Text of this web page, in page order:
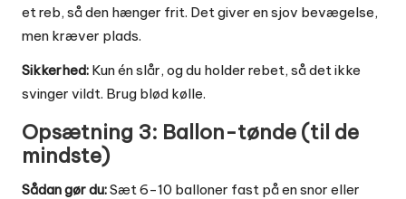
et reb, så den hænger frit. Det giver en sjov bevægelse,
men kræver plads.
Sikkerhed: Kun én slår, og du holder rebet, så det ikke
svinger vildt. Brug blød kølle.
Opsætning 3: Ballon-tønde (til de
mindste)
Sådan gør du:Sæt 6-10 balloner fast på en snor eller